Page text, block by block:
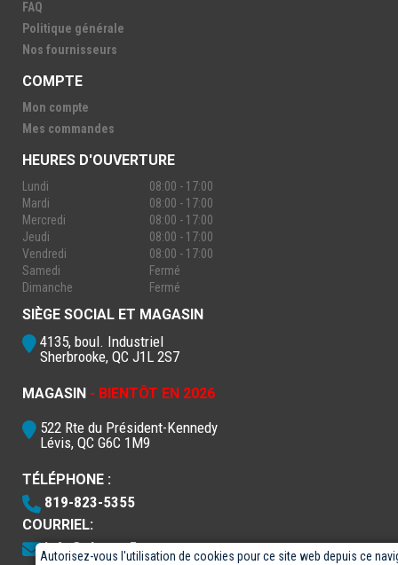
Autorisez-vous l'utilisation de cookies pour ce site web depuis ce
FAQ
Politique générale
Nos fournisseurs
COMPTE
Mon compte
Mes commandes
HEURES D'OUVERTURE
Lundi
08:00 - 17:00
Mardi
08:00 - 17:00
Mercredi
08:00 - 17:00
Jeudi
08:00 - 17:00
Vendredi
08:00 - 17:00
Samedi
Fermé
Dimanche
Fermé
SIÈGE SOCIAL ET MAGASIN
4135, boul. Industriel
Sherbrooke, QC J1L 2S7
MAGASIN - BIENTÔT EN 2026
522 Rte du Président-Kennedy
Lévis, QC G6C 1M9
TÉLÉPHONE :
819-823-5355
COURRIEL:
info@electro5.com